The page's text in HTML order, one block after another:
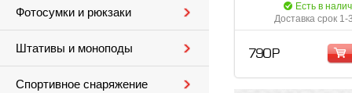
Фотосумки и рюкзаки
Штативы и моноподы
Спортивное снаряжение
Есть в
Доставка срок 1-
790 Р